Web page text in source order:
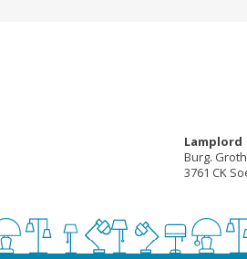
Lamplord
Burg.
3761 CK